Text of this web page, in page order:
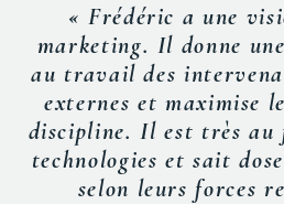
« Frédéric a une
marketing. Il donne
au travail des
externes et maximise
discipline. Il est très au
technologies et sait
selon leurs forces